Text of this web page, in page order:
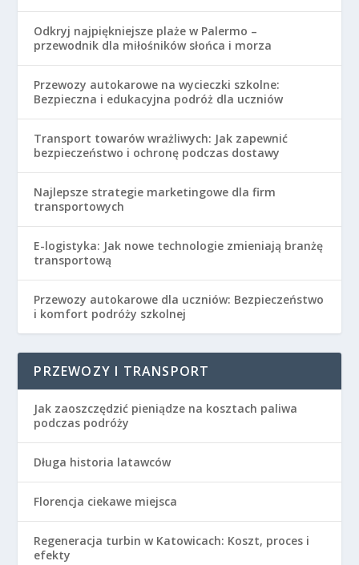
Odkryj najpiękniejsze plaże w Palermo –
przewodnik dla miłośników słońca i morza
Przewozy autokarowe na wycieczki szkolne:
Bezpieczna i edukacyjna podróż dla uczniów
Transport towarów wrażliwych: Jak zapewnić
bezpieczeństwo i ochronę podczas dostawy
Najlepsze strategie marketingowe dla firm
transportowych
E-logistyka: Jak nowe technologie zmieniają branżę
transportową
Przewozy autokarowe dla uczniów: Bezpieczeństwo
i komfort podróży szkolnej
PRZEWOZY I TRANSPORT
Jak zaoszczędzić pieniądze na kosztach paliwa
podczas podróży
Długa historia latawców
Florencja ciekawe miejsca
Regeneracja turbin w Katowicach: Koszt, proces i
efekty